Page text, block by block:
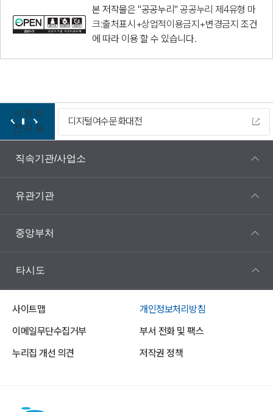
본 저작물은 "공공누리"공공누리 제4유형 마
크:출처표시+상업적이용금지+변경금지 조건
에 따라 이용 할 수 있습니다.
이
전
정
지
다
음
디지털여수문화대전
직속기관/사업소
유관기관
중앙부처
타시도
사이트맵
개인정보처리방침
이메일무단수집거부
부서 전화 및 팩스
누리집 개선 의견
저작권 정책